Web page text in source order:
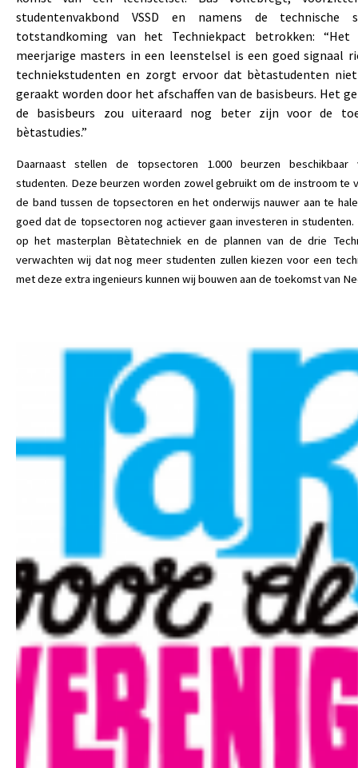
studentenvakbond VSSD en namens de technische
totstandkoming van het Techniekpact betrokken: “Het
meerjarige masters in een leenstelsel is een goed signaal
techniekstudenten en zorgt ervoor dat bètastudenten
geraakt worden door het afschaffen van de basisbeurs. Het
de basisbeurs zou uiteraard nog beter zijn voor de
bètastudies.”
Daarnaast stellen de topsectoren 1.000 beurzen beschikbaar
studenten. Deze beurzen worden zowel gebruikt om de instroom te
de band tussen de topsectoren en het onderwijs nauwer aan te
goed dat de topsectoren nog actiever gaan investeren in studenten.
op het masterplan Bètatechniek en de plannen van de drie
verwachten wij dat nog meer studenten zullen kiezen voor een
met deze extra ingenieurs kunnen wij bouwen aan de toekomst van